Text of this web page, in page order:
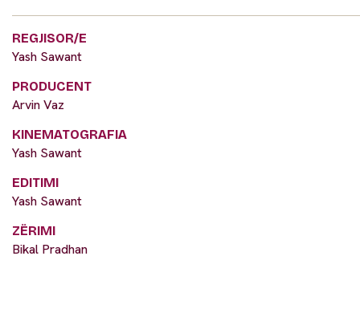
REGJISOR/E
Yash Sawant
PRODUCENT
Arvin Vaz
KINEMATOGRAFIA
Yash Sawant
EDITIMI
Yash Sawant
ZËRIMI
Bikal Pradhan